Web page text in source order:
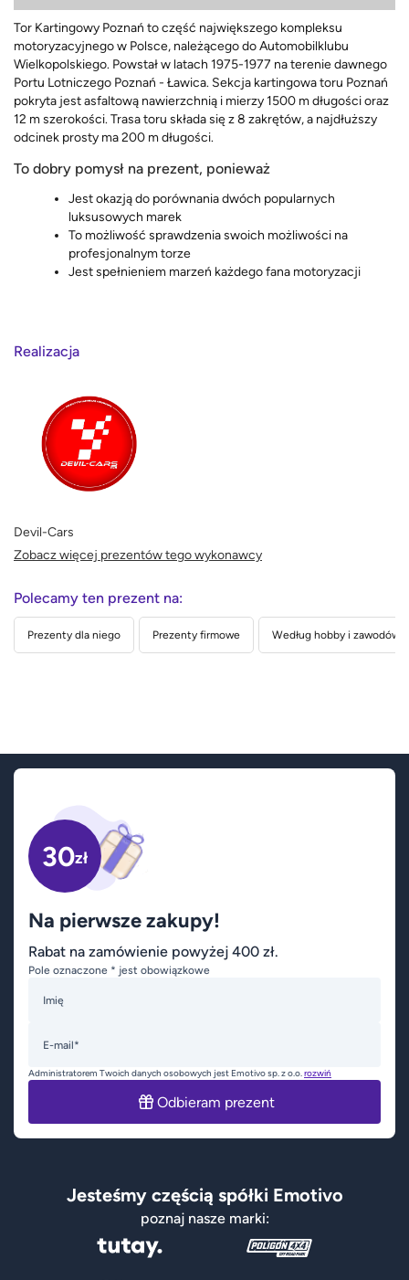
Tor Kartingowy Poznań to część największego kompleksu
motoryzacyjnego w Polsce, należącego do Automobilklubu
Wielkopolskiego. Powstał w latach 1975-1977 na terenie dawnego
Portu Lotniczego Poznań - Ławica. Sekcja kartingowa toru Poznań
pokryta jest asfaltową nawierzchnią i mierzy 1500 m długości oraz
12 m szerokości. Trasa toru składa się z 8 zakrętów, a najdłuższy
odcinek prosty ma 200 m długości.
To dobry pomysł na prezent, ponieważ
Jest okazją do porównania dwóch popularnych
luksusowych marek
To możliwość sprawdzenia swoich możliwości na
profesjonalnym torze
Jest spełnieniem marzeń każdego fana motoryzacji
Realizacja
Devil-Cars
Zobacz więcej prezentów tego wykonawcy
Polecamy ten prezent na:
Prezenty dla niego Prezenty firmowe Według hobby i zawodów
30zł
Na pierwsze zakupy!
Rabat na zamówienie powyżej 400 zł.
Pole oznaczone * jest obowiązkowe
Imię
E-mail*
Administratorem Twoich danych osobowych jest Emotivo sp. z o.o.rozwiń
Odbieram prezent
Jesteśmy częścią spółki Emotivo
poznaj nasze marki: